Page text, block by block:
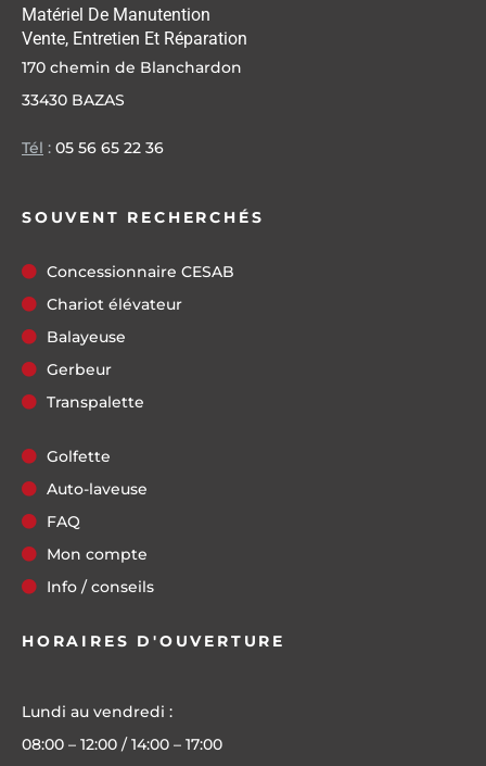
Matériel De Manutention
Vente, Entretien Et Réparation
170 chemin de Blanchardon
33430 BAZAS
Tél : 05 56 65 22 36
SOUVENT RECHERCHÉS
Concessionnaire CESAB
Chariot élévateur
Balayeuse
Gerbeur
Transpalette
Golfette
Auto-laveuse
FAQ
Mon compte
Info / conseils
HORAIRES D'OUVERTURE
Lundi au vendredi :
08:00 – 12:00 / 14:00 – 17:00